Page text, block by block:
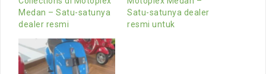
Medan – Satu-satunya
dealer resmi
Satu-satunya dealer
resmi untuk